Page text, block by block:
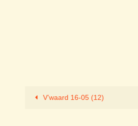
V’waard 16-05 (12)